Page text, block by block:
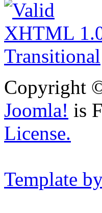
Copyright
Joomla! is
License.
Template